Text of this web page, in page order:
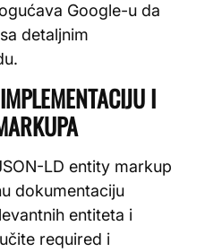
Google-u da
detaljnim
I
LD entity markup
dokumentaciju
entiteta i
required i